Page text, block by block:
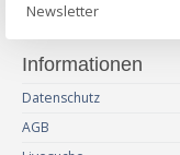
Newsletter
Informationen
Datenschutz
AGB